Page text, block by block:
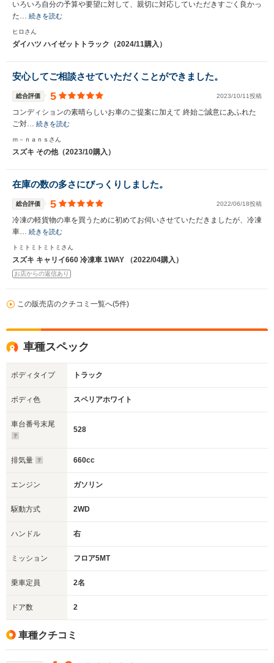
いろいろ自分の予算や要望に対して、親切に対応していただきすごく良かっ
た… 続きを読む
ヒロさん
ダイハツ ハイゼットトラック（2024/11購入）
安心してご相談させていただくことができました。
総合評価 5 2023/10/11投稿
コンディションの素晴らしいお車のご提案に加えて 終始ご誠意にあふれた
ご対… 続きを読む
ｍ－ｎａｎｓさん
スズキ その他（2023/10購入）
在庫の数の多さにびっくりしました。
総合評価 5 2022/06/18投稿
冷凍の軽貨物の車を買うために初めてお伺いさせていただきましたが、冷凍
車… 続きを読む
トミトミトミトミさん
スズキ キャリイ660 冷凍車 1WAY （2022/04購入）
お店からの返信あり
この販売店のクチコミ一覧へ(5件)
車種スペック
ボディタイプ トラック
ボディ色 スペリアホワイト
車台番号末尾
528
排気量 660cc
エンジン ガソリン
駆動方式 2WD
ハンドル 右
ミッション フロア5MT
乗車定員 2名
ドア数 2
車種クチコミ